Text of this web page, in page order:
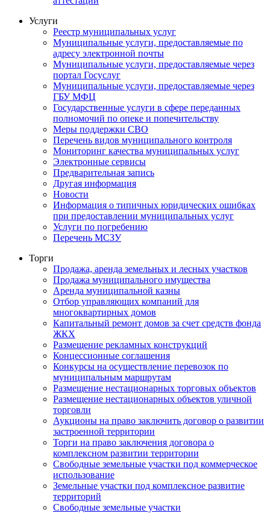
Услуги
Реестр муниципальных услуг
Муниципальные услуги, предоставляемые по
адресу электронной почты
Муниципальные услуги, предоставляемые через
портал Госуслуг
Муниципальные услуги, предоставляемые через
ГБУ МФЦ
Государственные услуги в сфере переданных
полномочий по опеке и попечительству
Меры поддержки СВО
Перечень видов муниципального контроля
Мониторинг качества муниципальных услуг
Электронные сервисы
Предварительная запись
Другая информация
Новости
Информация о типичных юридических ошибках
при предоставлении муниципальных услуг
Услуги по погребению
Перечень МСЗУ
Торги
Продажа, аренда земельных и лесных участков
Продажа муниципального имущества
Аренда муниципальной казны
Отбор управляющих компаний для
многоквартирных домов
Капитальный ремонт домов за счет средств фонда
ЖКХ
Размещение рекламных конструкций
Концессионные соглашения
Конкурсы на осуществление перевозок по
муниципальным маршрутам
Размещение нестационарных торговых объектов
Размещение нестационарных объектов уличной
торговли
Аукционы на право заключить договор о развитии
застроенной территории
Торги на право заключения договора о
комплексном развитии территории
Свободные земельные участки под коммерческое
использование
Земельные участки под комплексное развитие
территорий
Свободные земельные участки